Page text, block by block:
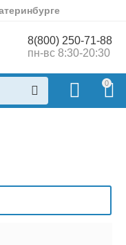
8(800) 250-71-88
пн-вс 8:30-20:30
0